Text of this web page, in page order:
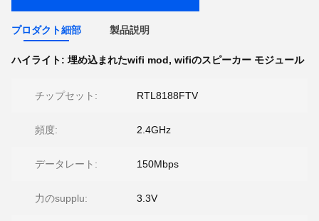
プロダクト細部 製品説明
ハイライト: 埋め込まれたwifi mod, wifiのスピーカー モジュール
チップセット: RTL8188FTV
頻度: 2.4GHz
データレート: 150Mbps
力のsupplu: 3.3V